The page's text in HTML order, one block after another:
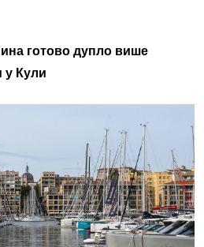
готово дупло више
у Кули